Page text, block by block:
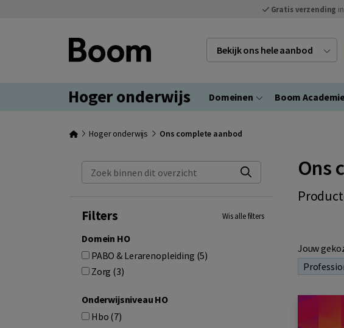
Gratis verzending
Bekijk ons hele aanbod
Hoger onderwijs Domeinen Boom
Hoger onderwijs Ons complete aanbod
Zoek binnen dit overzicht
Filters Wis alle filters
Domein HO
PABO & Lerarenopleiding (5)
Zorg (3)
Onderwijsniveau HO
Hbo (7)
Ons
Jouw